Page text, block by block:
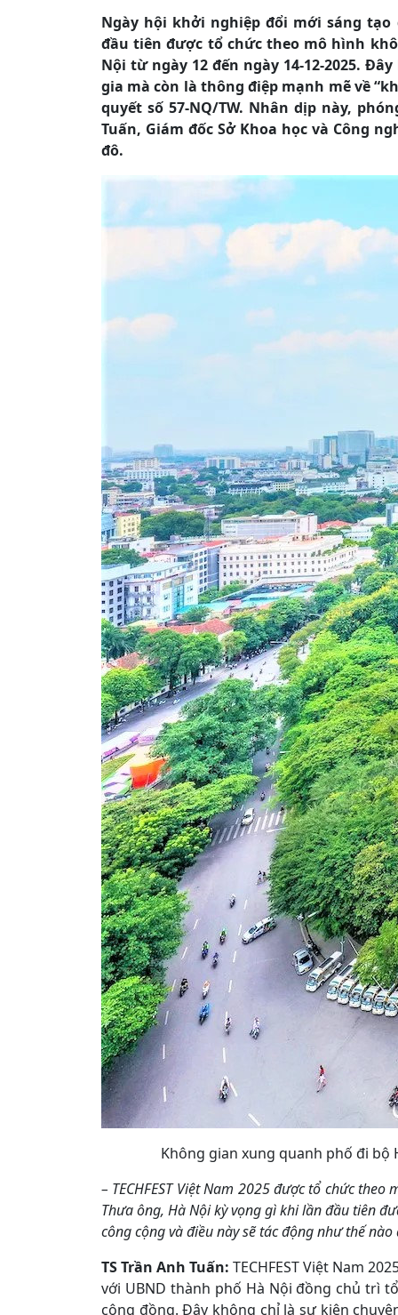
Ngày hội khởi nghiệp đổi mới sáng tạo
đầu tiên được tổ chức theo mô hình
Nội từ ngày 12 đến ngày 14-12-2025.
gia mà còn là thông điệp mạnh mẽ về
quyết số 57-NQ/TW. Nhân dịp này,
Tuấn, Giám đốc Sở Khoa học và Công
đô.
Không gian xung quanh phố đi bộ
– TECHFEST Việt Nam 2025 được tổ chức
Thưaông,Hà Nội kỳ vọng gì khi lần đầu tiên
công cộng và điều này sẽ tác động như thế
TS Trần Anh Tuấn: TECHFEST Việt Nam
với UBND thành phố Hà Nội đồng chủ trì
cộng đồng. Đây không chỉ là sự kiện